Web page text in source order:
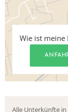
Wie ist meine
Alle Unterkünfte in